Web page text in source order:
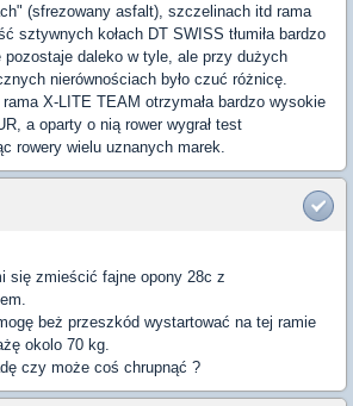
(sfrezowany asfalt), szczelinach itd rama
sztywnych kołach DT SWISS tłumiła bardzo
pozostaje daleko w tyle, ale przy dużych
nierównościach było czuć różnicę.
rama X-LITE TEAM otrzymała bardzo wysokie
a oparty o nią rower wygrał test
rowery wielu uznanych marek.
się zmieścić fajne opony 28c z
beż przeszkód wystartować na tej ramie
okolo 70 kg.
czy może coś chrupnąć ?